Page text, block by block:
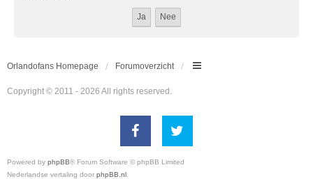
Orlandofans Homepage Forumoverzicht
Copyright © 2011 - 2026 All rights reserved.
Powered by phpBB® Forum Software © phpBB Limited
Nederlandse vertaling door phpBB.nl